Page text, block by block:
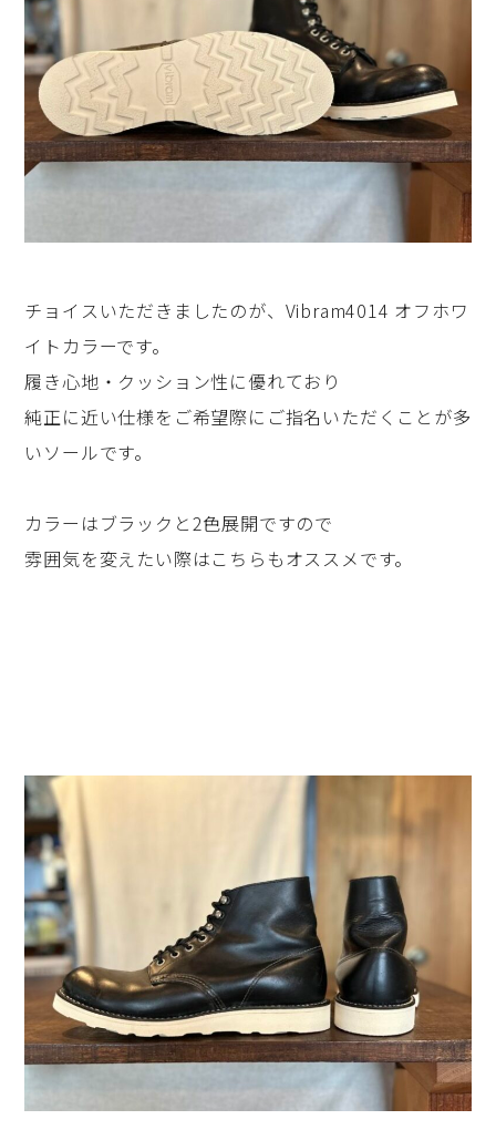
チョイスいただきましたのが、Vibram4014 オフホワ
イトカラーです。
履き心地・クッション性に優れており
純正に近い仕様をご希望際にご指名いただくことが多
いソールです。
カラーはブラックと2色展開ですので
雰囲気を変えたい際はこちらもオススメです。